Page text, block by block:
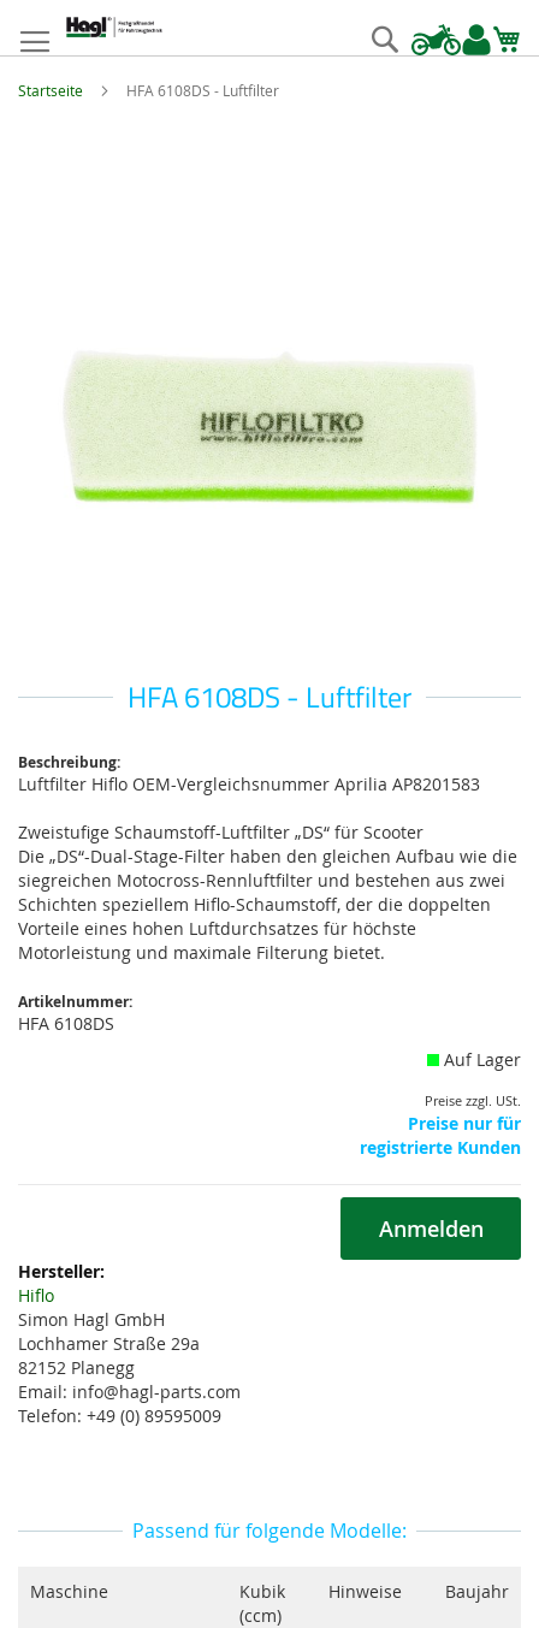
springen
Suche
Startseite HFA 6108DS - Luftfilter
HFA 6108DS - Luftfilter
Bildgalerie
springen
Beschreibung:
Luftfilter Hiflo OEM-Vergleichsnummer Aprilia AP8201583
Zweistufige Schaumstoff-Luftfilter „DS“ für Scooter
Die „DS“-Dual-Stage-Filter haben den gleichen Aufbau wie die
siegreichen Motocross-Rennluftfilter und bestehen aus zwei
Schichten speziellem Hiflo-Schaumstoff, der die doppelten
Vorteile eines hohen Luftdurchsatzes für höchste
Motorleistung und maximale Filterung bietet.
Artikelnummer:
HFA 6108DS
Auf Lager
Preise zzgl. USt.
Preise nur für
registrierte Kunden
Anmelden
Weitere
Informationen
Hiflo
Simon Hagl GmbH
Lochhamer Straße 29a
82152 Planegg
Email: info@hagl-parts.com
Telefon: +49 (0) 89595009
Passend für folgende Modelle:
Maschine
Kubik
(ccm)
Hinweise Baujahr